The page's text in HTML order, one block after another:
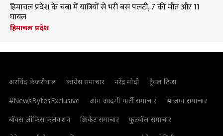
हिमाचल प्रदेश के चंबा में यात्रियों से भरी बस पलटी, 7 की मौत और 11
घायल
हिमाचल प्रदेश
अरविंद केजरीवाल कांग्रेस समाचार नरेंद्र मोदी
ट्रैवल टिप्स
#NewsBytesExclusive
आम आदमी पार्टी समाचार
भाजपा समाचार
बॉक्स ऑफिस कलेक्शन
क्रिकेट समाचार
फुटबॉल समाचार